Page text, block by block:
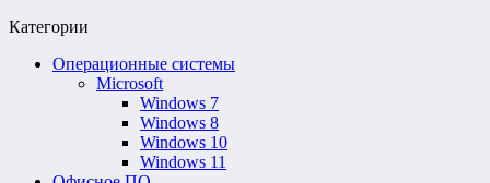
Категории
Операционные системы
Microsoft
Windows 7
Windows 8
Windows 10
Windows 11